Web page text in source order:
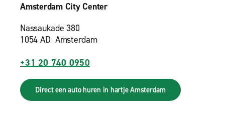
Amsterdam City Center
Nassaukade 380
1054 AD Amsterdam
+31 20 740 0950
Direct een auto huren in hartje Amsterdam